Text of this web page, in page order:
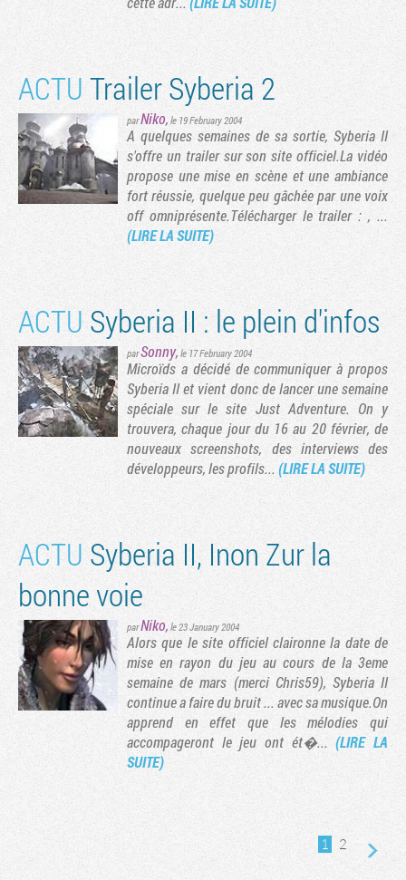
ACTU Trailer Syberia 2
parNiko, le 19 February 2004
A quelques semaines de sa sortie, Syberia II
s'offre un trailer sur son site officiel.La vidéo
propose une mise en scène et une ambiance
fort réussie, quelque peu gâchée par une voix
off omniprésente.Télécharger le trailer : , ...
(LIRE LA SUITE)
ACTU Syberia II : le plein d'infos
parSonny, le 17 February 2004
Microïds a décidé de communiquer à propos
Syberia II et vient donc de lancer une semaine
spéciale sur le site Just Adventure. On y
trouvera, chaque jour du 16 au 20 février, de
nouveaux screenshots, des interviews des
développeurs, les profils... (LIRE LA SUITE)
ACTU Syberia II, Inon Zur la
bonne voie
parNiko, le 23 January 2004
Alors que le site officiel claironne la date de
mise en rayon du jeu au cours de la 3eme
semaine de mars (merci Chris59), Syberia II
continue a faire du bruit ... avec sa musique.On
apprend en effet que les mélodies qui
accompageront le jeu ont ét�...(LIRE LA
SUITE)
1 2